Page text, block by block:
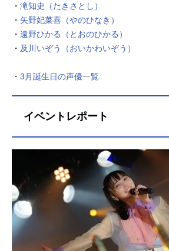
てが「はじめて
興味深々。最強
でエンジやスズ
がら、世界をど
ゃんは家族にな
（日）～2025年
ジ：鈴木崚汰夜
マキナ：長江里
喜スタッフ原作
クNewtype/
康宏シリーズ構
クターデザイン
ディレクター：
野崎麗子サブキ
・ 滝知史（たきさとし）
・ 矢野妃菜喜（やのひなき）
・ 遠野ひかる（とおのひかる）
・ 及川いぞう（おいかわいぞう）
・ 3月誕生日の声優一覧
イベントレポート